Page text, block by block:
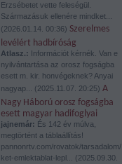
Erzsébetet vette feleségül.
Származásuk ellenére mindket...
(2026.01.14. 00:36) Szerelmes
levélért hadbíróság
Atlasz.: Információt kérnék. Van e
nyilvántartása az orosz fogságba
esett m. kir. honvégeknek? Anyai
nagyap...
(2025.11.07. 20:25) A
Nagy Háború orosz fogságba
esett magyar hadifoglyai
jajnemár: És 142 év múlva,
megtörtént a táblaállítás!
pannonrtv.com/rovatok/tarsadalom/
ket-emlektablat-lepl...
(2025.09.30.